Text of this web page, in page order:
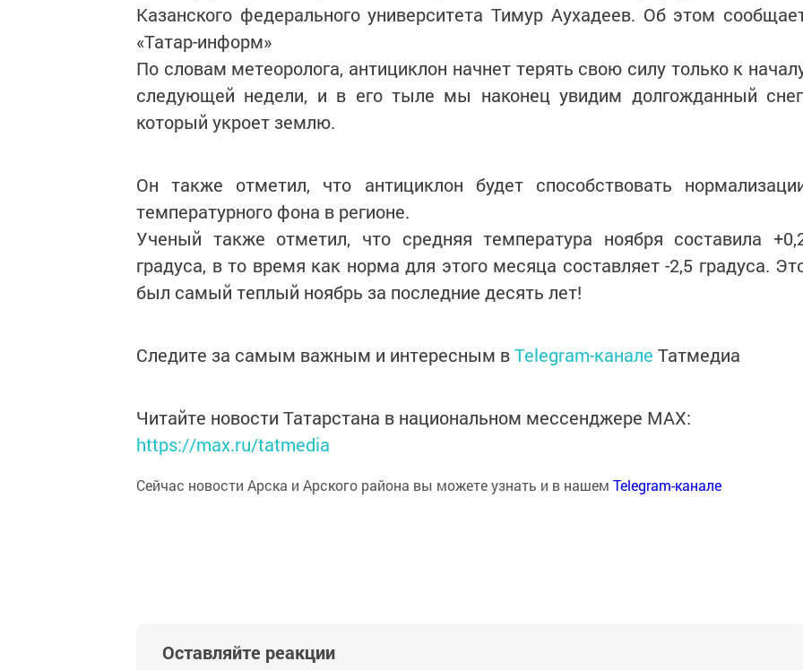
Казанского федерального университета Тимур Аухадеев. Об этом
«Татар-информ»
По словам метеоролога, антициклон начнет терять свою силу только к
следующей недели, и в его тыле мы наконец увидим долгожданный
который укроет землю.
Он также отметил, что антициклон будет способствовать
температурного фона в регионе.
Ученый также отметил, что средняя температура ноября составила
градуса, в то время как норма для этого месяца составляет -2,5 градуса.
был самый теплый ноябрь за последние десять лет!
Следите за самым важным и интересным вTelegram-канале Татмедиа
Читайте новости Татарстана в национальном мессенджере MАХ:
https://max.ru/tatmedia
Сейчас новости Арска и Арского района вы можете узнать и в нашем Telegram-канале
Оставляйте реакции